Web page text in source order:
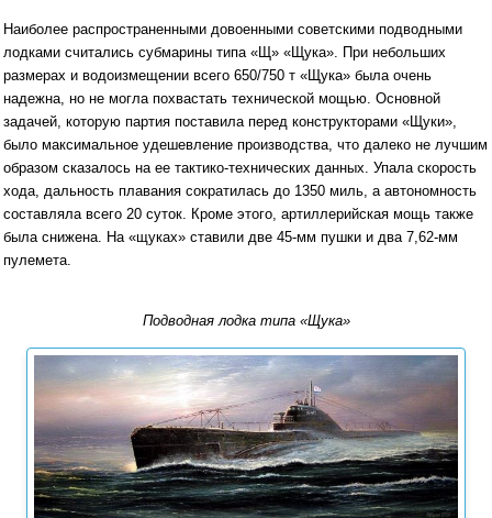
Наиболее распространенными довоенными советскими подводными
лодками считались субмарины типа «Щ» «Щука». При небольших
размерах и водоизмещении всего 650/750 т «Щука» была очень
надежна, но не могла похвастать технической мощью. Основной
задачей, которую партия поставила перед конструкторами «Щуки»,
было максимальное удешевление производства, что далеко не лучшим
образом сказалось на ее тактико-технических данных. Упала скорость
хода, дальность плавания сократилась до 1350 миль, а автономность
составляла всего 20 суток. Кроме этого, артиллерийская мощь также
была снижена. На «щуках» ставили две 45-мм пушки и два 7,62-мм
пулемета.
Подводная лодка типа «Щука»